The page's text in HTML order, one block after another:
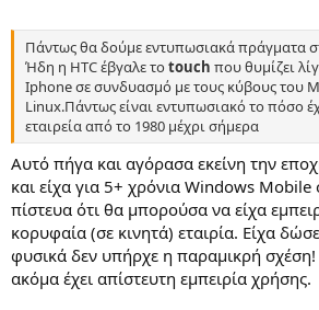
Πάντως θα δούμε εντυπωσιακά πράγματα
Ήδη η HTC έβγαλε τοtouch που θυμίζει
Iphone σε συνδυασμό με τους κύβους του
Linux.Πάντως είναι εντυπωσιακό το πόσο
εταιρεία από το 1980 μέχρι σήμερα
Αυτό πήγα και αγόρασα εκείνη την
και είχα για 5+ χρόνια Windows Mobile
πίστευα ότι θα μπορούσα να είχα
κορυφαία (σε κινητά) εταιρία. Είχα
φυσικά δεν υπήρχε η παραμικρή σχέση!
ακόμα έχει απίστευτη εμπειρία χρήσης.